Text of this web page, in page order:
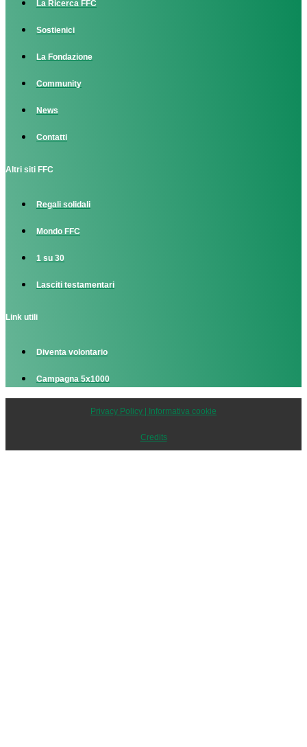
La Ricerca FFC
Sostienici
La Fondazione
Community
News
Contatti
Altri siti FFC
Regali solidali
Mondo FFC
1 su 30
Lasciti testamentari
Link utili
Diventa volontario
Campagna 5x1000
Privacy Policy | Informativa cookie
Credits